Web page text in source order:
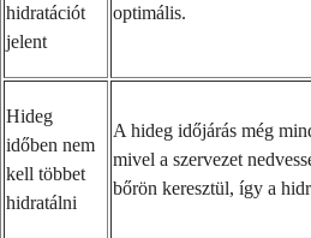
hidratációt
jelent
optimális.
Hideg
időben nem
kell többet
hidratálni
A hideg időjárás még
mivel a szervezet
bőrön keresztül, így a